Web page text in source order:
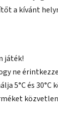
a kívánt
játék!
ne
5°C és 30°C